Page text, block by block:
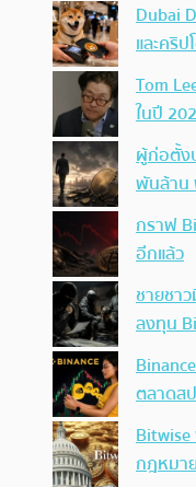
Dubai
และคริ
Tom
ในปี
ผู้ก่อตั้ง
พันล้าน
กราฟ
อีกแล้ว
ชายชา
ลงทุน
ตลาดส
Bitwise
กฎหมา